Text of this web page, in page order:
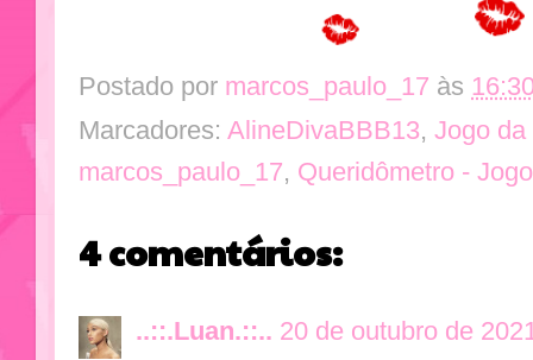
Postado por marcos_paulo_17 às
Marcadores: AlineDivaBBB13, Jogo
marcos_paulo_17, Queridômetro -
4 comentários:
..::.Luan.::.. 20 de outubro de